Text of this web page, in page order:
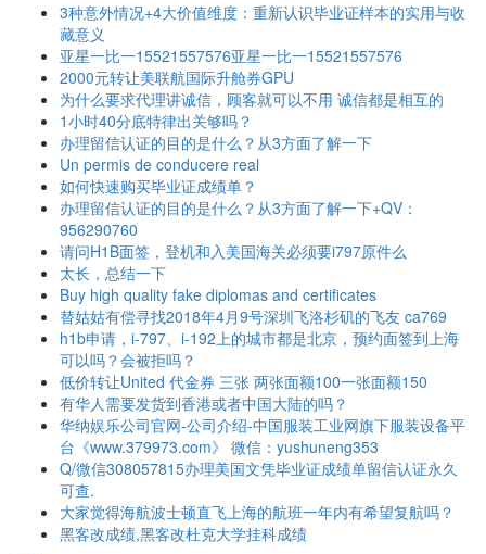
3种意外情况+4大价值维度：重新认识毕业证样本的实用与收
藏意义
亚星一比一15521557576亚星一比一15521557576
2000元转让美联航国际升舱券GPU
为什么要求代理讲诚信，顾客就可以不用 诚信都是相互的
1小时40分底特律出关够吗？
办理留信认证的目的是什么？从3方面了解一下
Un permis de conducere real
如何快速购买毕业证成绩单？
办理留信认证的目的是什么？从3方面了解一下+QV：
956290760
请问H1B面签，登机和入美国海关必须要i797原件么
太长，总结一下
Buy high quality fake diplomas and certificates
替姑姑有偿寻找2018年4月9号深圳飞洛杉矶的飞友 ca769
h1b申请，i-797、i-192上的城市都是北京，预约面签到上海
可以吗？会被拒吗？
低价转让United 代金券 三张 两张面额100一张面额150
有华人需要发货到香港或者中国大陆的吗？
华纳娱乐公司官网-公司介绍-中国服装工业网旗下服装设备平
台《www.379973.com》 微信：yushuneng353
Q/微信308057815办理美国文凭毕业证成绩单留信认证永久
可查.
大家觉得海航波士顿直飞上海的航班一年内有希望复航吗？
黑客改成绩,黑客改杜克大学挂科成绩